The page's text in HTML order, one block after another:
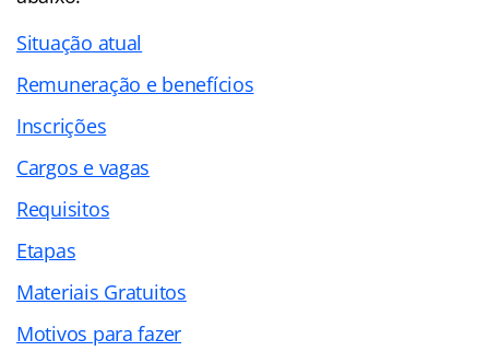
Situação atual
Remuneração e benefícios
Inscrições
Cargos e vagas
Requisitos
Etapas
Materiais Gratuitos
Motivos para fazer